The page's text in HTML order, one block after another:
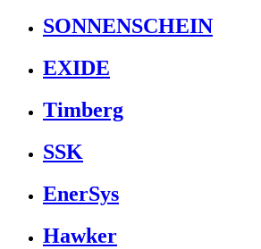
SONNENSCHEIN
EXIDE
Timberg
SSK
EnerSys
Hawker